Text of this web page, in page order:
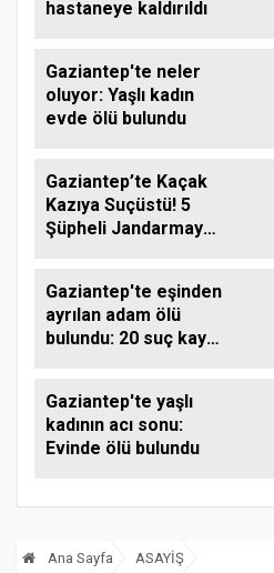
hastaneye kaldırıldı
Gaziantep'te neler
oluyor: Yaşlı kadın
evde ölü bulundu
Gaziantep’te Kaçak
Kazıya Suçüstü! 5
Şüpheli Jandarmaya
Gaziantep'te eşinden
ayrılan adam ölü
bulundu: 20 suç kaydı
Gaziantep'te yaşlı
kadının acı sonu:
Evinde ölü bulundu
Ana Sayfa ASAYİŞ